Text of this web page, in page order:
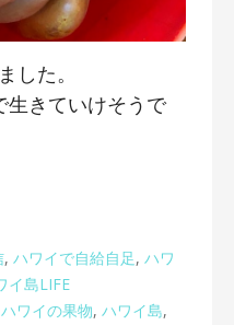
した。
生きていけそうで
, ハワイで自給自足, ハワ
イ島LIFE
ハワイの果物, ハワイ島,